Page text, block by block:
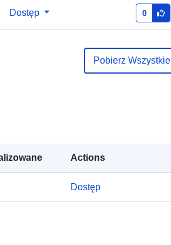
Dostęp 0
Pobierz Wszystkie
Actions
Dostęp
public